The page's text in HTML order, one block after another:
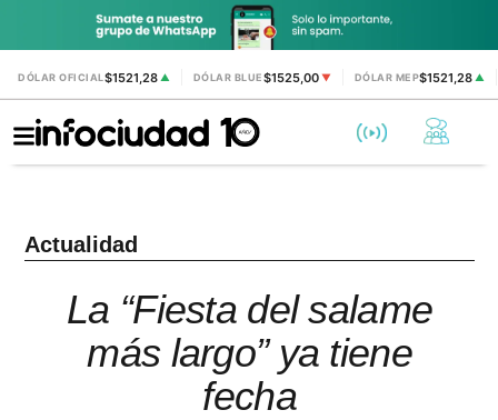
DÓLAR OFICIAL$1521,28 ▲ DÓLAR BLUE$1525,00 ▼ DÓLAR MEP$1521,28▲
Actualidad
La “Fiesta del salame
más largo” ya tiene
fecha